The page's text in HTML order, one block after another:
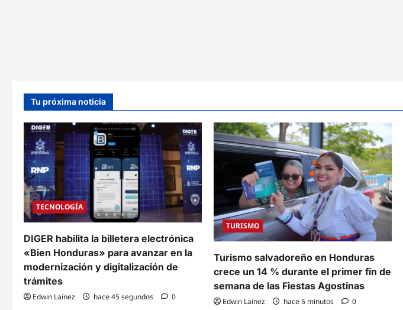
Tu próxima noticia
TECNOLOGÍA
DIGER habilita la billetera electrónica
«Bien Honduras» para avanzar en la
modernización y digitalización de
trámites
Edwin Laínez hace 45 segundos 0
TURISMO
Turismo salvadoreño en Honduras
crece un 14 % durante el primer fin de
semana de las Fiestas Agostinas
Edwin Laínez hace 5 minutos 0